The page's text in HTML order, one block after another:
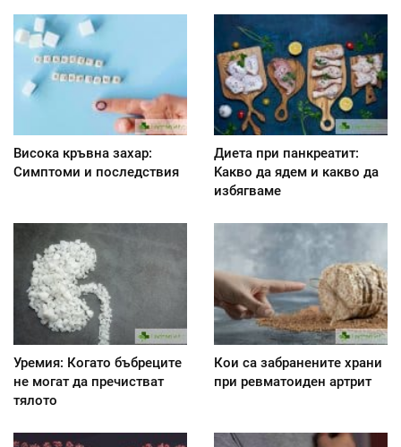
Висока кръвна захар:
Симптоми и последствия
Диета при панкреатит:
Kакво да ядем и какво да
избягваме
Уремия: Когато бъбреците
не могат да пречистват
тялото
Кои са забранените храни
при ревматоиден артрит